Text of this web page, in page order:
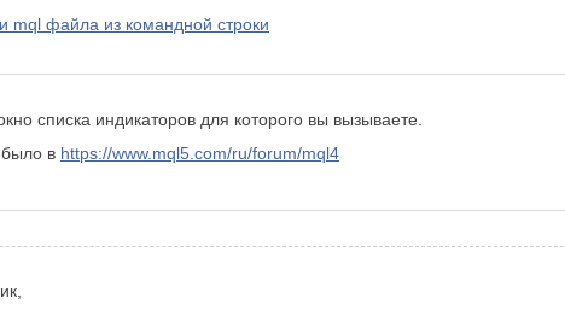
mql файла из командной строки
списка индикаторов для которого вы вызываете.
было в https://www.mql5.com/ru/forum/mql4